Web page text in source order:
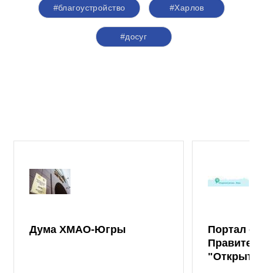
#благоустройство #Харлов
#досуг
Дума ХМАО-Югры
Портал